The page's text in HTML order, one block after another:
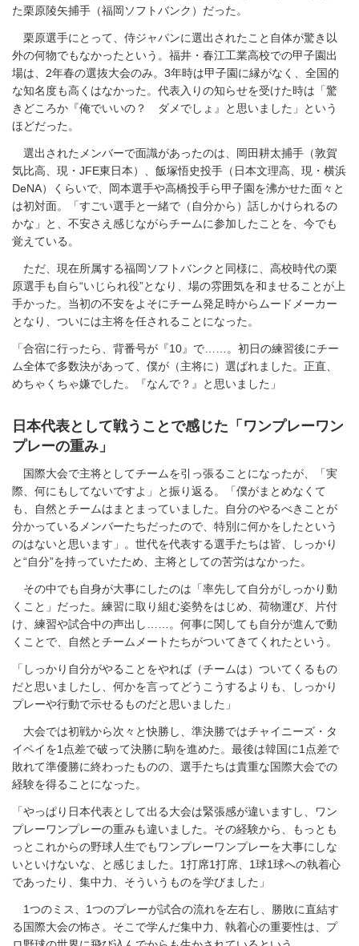
た栗原陵矢捕手（福岡ソフトバンク）だった。
栗原選手にとって、侍ジャパンに選出されたこと自体が驚き以
外の何物でもなかったという。福井・春江工業高校での甲子園出
場は、2年春の選抜大会のみ。3年時は甲子園に縁がなく、全国的
な知名度も高くはなかった。代表入りの知らせを受けた時は「驚
きどころか『俺でいいの？ ダメでしょ』と思いました」という
ほどだった。
選出されたメンバーで面識があったのは、岡田耕太捕手（敦賀
気比高、現・JFE東日本）、飯塚悟史投手（日本文理高、現・横浜
DeNA）くらいで、岡本選手や高橋投手ら甲子園を沸かせた面々と
は初対面。「すごい選手と一緒で（自分から）話しかけられるの
かな」と、不安さえ感じながらチームに参加したことを、今でも
覚えている。
ただ、現在所属する福岡ソフトバンクと同様に、高校時代の栗
原選手も自ら“いじられ役”となり、場の雰囲気を和ませることが上
手かった。当初の不安をよそにチーム発足時からムードメーカー
となり、ついには主将を任されることになった。
「合宿に行ったら、背番号が『10』で……。初日の練習後にチー
ム全体で多数決があって、僕が（主将に）選ばれました。正直、
めちゃくちゃ嫌でした。『なんで？』と思いました」
日本代表として戦うことで感じた「ワンプレーワン
プレーの重み」
国際大会で主将としてチームを引っ張ることになったが、「実
際、何にもしてないですよ」と振り返る。「僕がまとめなくて
も、自然とチームはまとまっていました。自分のやるべきことが
分かっているメンバーたちだったので、特別に何かをしたという
のはないと思います」。世代を代表する選手たちは皆、しっかり
と“自分”を持っていたため、主将としての苦労はなかった。
その中でも自身が大事にしたのは「率先して自分がしっかり動
くこと」だった。練習に取り組む姿勢をはじめ、荷物運び、片付
け、練習や試合中の声出し……。何事に関しても自分が進んで動
くことで、自然とチームメートたちがついてきてくれたという。
「しっかり自分がやることをやれば（チームは）ついてくるもの
だと思いましたし、何かを言ってどうこうするよりも、しっかり
プレーや行動で示せるものだと思いました」
大会では初戦から次々と快勝し、準決勝ではチャイニーズ・タ
イペイを1点差で破って決勝に駒を進めた。最後は韓国に1点差で
敗れて準優勝に終わったものの、選手たちは貴重な国際大会での
経験を得ることになった。
「やっぱり日本代表として出る大会は緊張感が違いますし、ワン
プレーワンプレーの重みも違いました。その経験から、もっとも
っとこれからの野球人生でもワンプレーワンプレーを大事にしな
いといけないな、と感じました。1打席1打席、1球1球への執着心
であったり、集中力、そういうものを学びました」
1つのミス、1つのプレーが試合の流れを左右し、勝敗に直結す
る国際大会の怖さ。そこで学んだ集中力、執着心の重要性は、プ